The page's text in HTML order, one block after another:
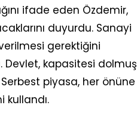
ifade eden Özdemir,
duyurdu. Sanayi
gerektiğini
Devlet, kapasitesi dolmuş
piyasa, her önüne